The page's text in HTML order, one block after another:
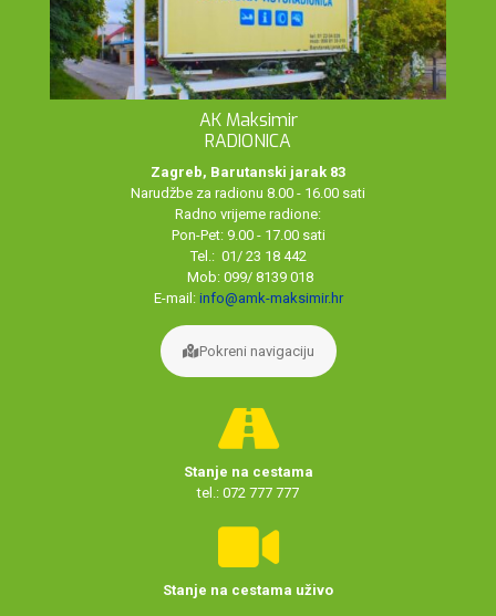
AK Maksimir
RADIONICA
Zagreb, Barutanski jarak 83
Narudžbe za radionu 8.00 - 16.00 sati
Radno vrijeme radione:
Pon-Pet: 9.00 - 17.00 sati
Tel.: 01/ 23 18 442
Mob: 099/ 8139 018
E-mail: info@amk-maksimir.hr
Pokreni navigaciju
Stanje na cestama
tel.: 072 777 777
Stanje na cestama uživo